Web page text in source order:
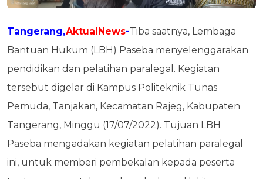
Tangerang,AktualNews-Tiba saatnya, Lembaga
Bantuan Hukum (LBH) Paseba menyelenggarakan
pendidikan dan pelatihan paralegal. Kegiatan
tersebut digelar di Kampus Politeknik Tunas
Pemuda, Tanjakan, Kecamatan Rajeg, Kabupaten
Tangerang, Minggu (17/07/2022). Tujuan LBH
Paseba mengadakan kegiatan pelatihan paralegal
ini, untuk memberi pembekalan kepada peserta